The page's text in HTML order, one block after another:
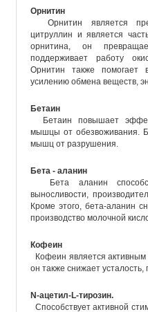
Орнитин
Орнитин является
цитруллин и является
орнитина, он
поддерживает работу
Орнитин также помогает
усилению обмена веществ,
Бетаин
Бетаин повышает
мышцы от обезвоживания.
мышц от разрушения.
Бета - аланин
Бета аланин
выносливости,
Кроме этого, бета-аланин
производство молочной
Кофеин
Кофеин является
он также снижает
N-ацетил-L-тирозин.
Способствует активной